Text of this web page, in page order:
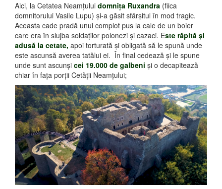
Aici, la Cetatea Neamţului domniţa Ruxandra (fiica
domnitorului Vasile Lupu) şi-a găsit sfârşitul în mod tragic.
Aceasta cade pradă unui complot pus la cale de un boier
care era în slujba soldaţilor polonezi şi cazaci. Este răpită şi
adusă la cetate, apoi torturată şi obligată să le spună unde
este ascunsă averea tatălui ei. În final cedează şi le spune
unde sunt ascunşi cei 19.000 de galbeni şi o decapitează
chiar în faţa porţii Cetăţii Neamţului;